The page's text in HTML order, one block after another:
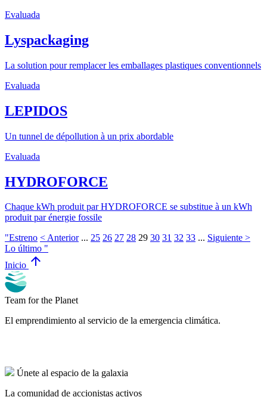
Evaluada
Lyspackaging
La solution pour remplacer les emballages plastiques conventionnels
Evaluada
LEPIDOS
Un tunnel de dépollution à un prix abordable
Evaluada
HYDROFORCE
Chaque kWh produit par HYDROFORCE se substitue à un kWh
produit par énergie fossile
"Estreno < Anterior ... 25 26 27 28 29 30 31 32 33 ... Siguiente >
Lo último "
Inicio arrow_upward
Team for the Planet
El emprendimiento al servicio de la emergencia climática.
Únete al espacio de la galaxia
La comunidad de accionistas activos